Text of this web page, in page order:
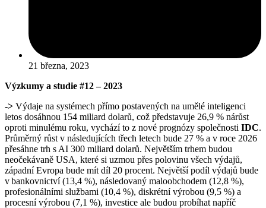
21 března, 2023
Výzkumy a studie #12 – 2023
-> Výdaje na systémech přímo postavených na umělé inteligenci
letos dosáhnou 154 miliard dolarů, což představuje 26,9 % nárůst
oproti minulému roku, vychází to z nové prognózy společnosti IDC.
Průměrný růst v následujících třech letech bude 27 % a v roce 2026
přesáhne trh s AI 300 miliard dolarů. Největším trhem budou
neočekávaně USA, které si uzmou přes polovinu všech výdajů,
západní Evropa bude mít díl 20 procent. Největší podíl výdajů bude
v bankovnictví (13,4 %), následovaný maloobchodem (12,8 %),
profesionálními službami (10,4 %), diskrétní výrobou (9,5 %) a
procesní výrobou (7,1 %), investice ale budou probíhat napříč